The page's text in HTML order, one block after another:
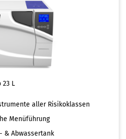
23 L
aller Risikoklassen
Menüführung
& Abwassertank